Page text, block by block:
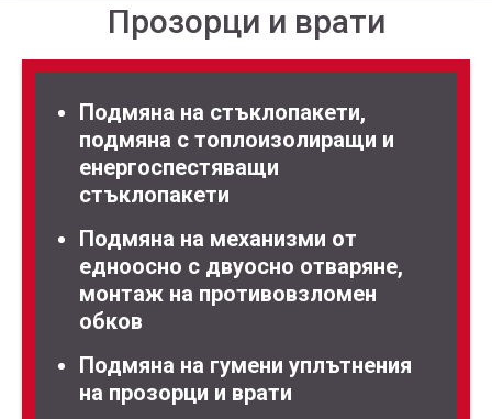
Прозорци и врати
Подмяна на стъклопакети,
подмяна с топлоизолиращи и
енергоспестяващи
стъклопакети
Подмяна на механизми от
едноосно с двуосно отваряне,
монтаж на противовзломен
обков
Подмяна на гумени уплътнения
на прозорци и врати